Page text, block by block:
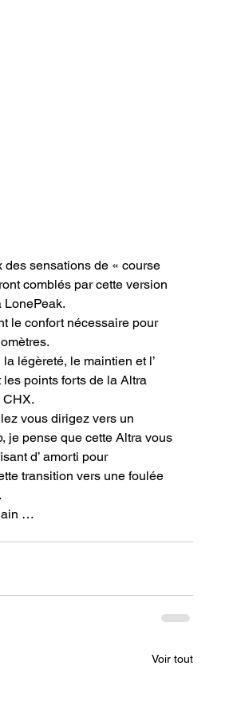
des sensations de « course
comblés par cette version
LonePeak.
le confort nécessaire pour
légèreté, le maintien et l’
points forts de la Altra
CHX.
vous dirigez vers un
je pense que cette Altra vous
d’ amorti pour
transition vers une foulée
…
Voir tout